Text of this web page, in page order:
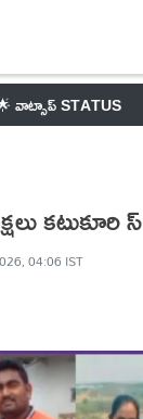
వాట్సాప్ STATUS
కటుకూరి స్
04:06 IST